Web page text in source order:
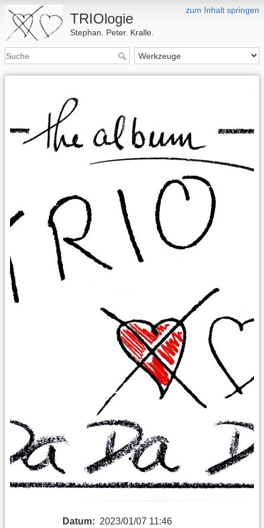
zum Inhalt springen
TRIOlogie
Stephan. Peter. Kralle.
Datum: 2023/01/07 11:46